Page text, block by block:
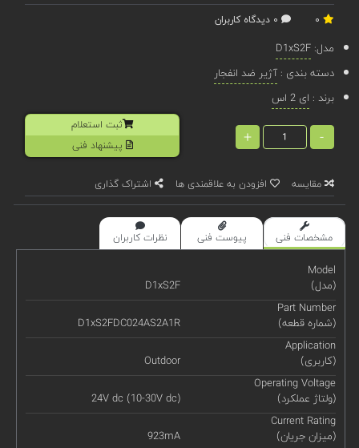
مدل:D1xS2F
دسته بندی :آژیر ضد انفجار
برند : ای 2 اس
-
+
ثبت استعلام
پیشنهاد فنی
مقایسه افزودن به علاقمندی ها اشتراک گذاری
مشخصات فنی پیوست فنی نظرات کاربران
Model
(مدل)
D1xS2F
Part Number
(شماره قطعه)
D1xS2FDC024AS2A1R
Application
(کاربری)
Outdoor
Operating Voltage
(ولتاژ عملکرد)
24V dc (10-30V dc)
Current Rating
(میزان جریان)
923mA